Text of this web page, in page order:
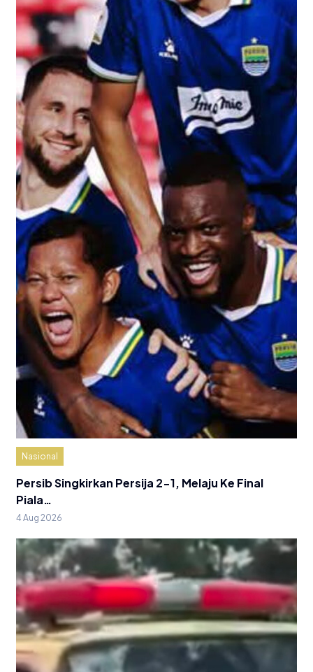
Nasional
Persib Singkirkan Persija 2-1, Melaju Ke Final
Piala…
4 Aug 2026